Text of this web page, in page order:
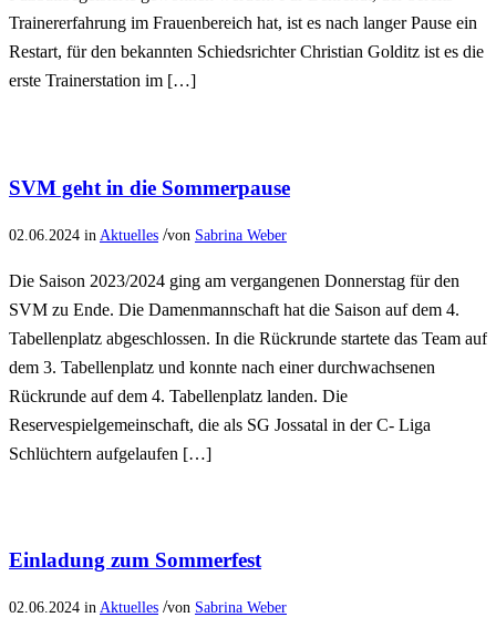
Trainererfahrung im Frauenbereich hat, ist es nach langer Pause ein
Restart, für den bekannten Schiedsrichter Christian Golditz ist es die
erste Trainerstation im […]
SVM geht in die Sommerpause
02.06.2024 in Aktuelles /von Sabrina Weber
Die Saison 2023/2024 ging am vergangenen Donnerstag für den
SVM zu Ende. Die Damenmannschaft hat die Saison auf dem 4.
Tabellenplatz abgeschlossen. In die Rückrunde startete das Team auf
dem 3. Tabellenplatz und konnte nach einer durchwachsenen
Rückrunde auf dem 4. Tabellenplatz landen. Die
Reservespielgemeinschaft, die als SG Jossatal in der C- Liga
Schlüchtern aufgelaufen […]
Einladung zum Sommerfest
02.06.2024 in Aktuelles /von Sabrina Weber